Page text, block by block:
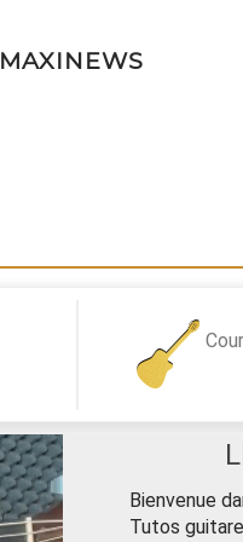
MAXINEWS
Bienvenue
Tutos